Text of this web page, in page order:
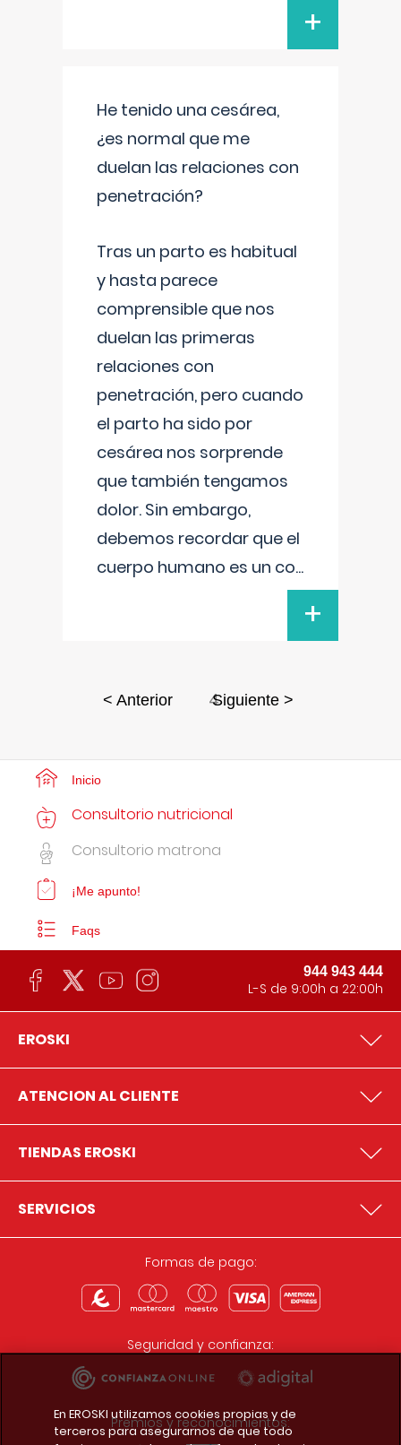
+
He tenido una cesárea,
¿es normal que me
duelan las relaciones con
penetración?
Tras un parto es habitual
y hasta parece
comprensible que nos
duelan las primeras
relaciones con
penetración, pero cuando
el parto ha sido por
cesárea nos sorprende
que también tengamos
dolor. Sin embargo,
debemos recordar que el
cuerpo humano es un co...
+
< Anterior 4
Siguiente >
Inicio
Consultorio nutricional
Consultorio matrona
¡Me apunto!
Faqs
944 943 444
L-S de 9:00h a 22:00h
EROSKI
ATENCION AL CLIENTE
TIENDAS EROSKI
SERVICIOS
Formas de pago:
Seguridad y confianza:
Premios y reconocimientos:
En EROSKI utilizamos cookies propias y de
terceros para asegurarnos de que todo